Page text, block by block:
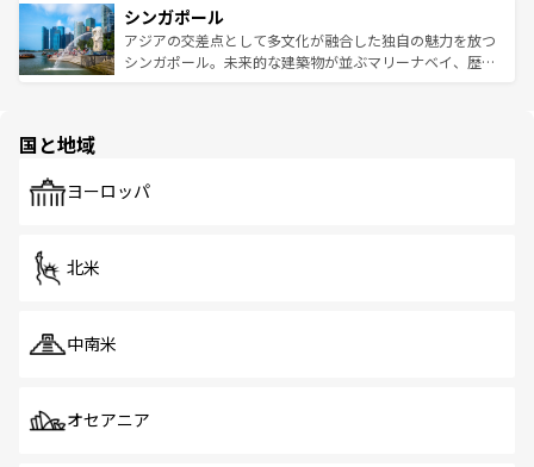
参照してほしい。
激する。気候は一年中温暖で、どの季節にも異なる楽しみ
が待っている。親しみやすいタイの人々、仏教を中心とし
た文化、そして多様な観光資源が、訪れる旅人を魅了し続
み、どこを訪れても感動するはず。観光スポットが密集し
ており、効率よく見どころを回れるのも魅力。息をのむよ
うな絶景から文化的な体験まで、香港を存分に楽しみ尽く
シンガポール
アジアの交差点として多文化が融合した独自の魅力を放つ
シンガポール。未来的な建築物が並ぶマリーナベイ、歴史
で、ホーカーズは地元の風情を楽しめる外せないスポット
国と地域
ヨーロッパ
北米
中南米
オセアニア